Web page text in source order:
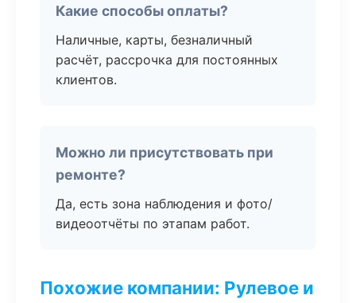
Какие способы оплаты?
Наличные, карты, безналичный
расчёт, рассрочка для постоянных
клиентов.
Можно ли присутствовать при
ремонте?
Да, есть зона наблюдения и фото/
видеоотчёты по этапам работ.
Похожие компании: Рулевое и